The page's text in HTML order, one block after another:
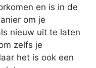
en is in de
om je
nieuw uit te laten
zelfs je
het is ook een